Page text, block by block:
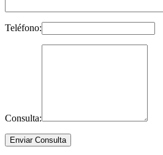
Teléfono:
Consulta: